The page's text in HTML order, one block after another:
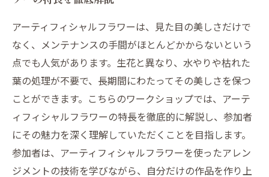
アーティフィシャルフラワーは、見た目の美しさだけで
なく、メンテナンスの手間がほとんどかからないという
点でも人気があります。生花と異なり、水やりや枯れた
葉の処理が不要で、長期間にわたってその美しさを保つ
ことができます。こちらのワークショップでは、アーテ
ィフィシャルフラワーの特長を徹底的に解説し、参加者
にその魅力を深く理解していただくことを目指します。
参加者は、アーティフィシャルフラワーを使ったアレン
ジメントの技術を学びながら、自分だけの作品を作り上